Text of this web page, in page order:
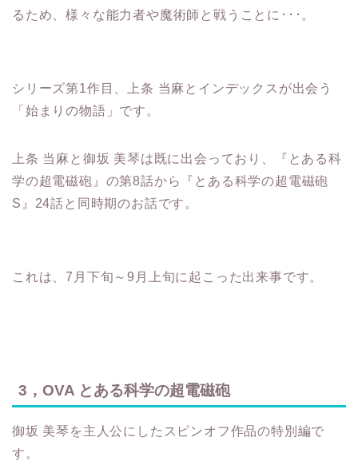
るため、様々な能力者や魔術師と戦うことに･･･。
シリーズ第1作目、上条 当麻とインデックスが出会う
「始まりの物語」です。
上条 当麻と御坂 美琴は既に出会っており、『とある科
学の超電磁砲』の第8話から『とある科学の超電磁砲
S』24話と同時期のお話です。
これは、7月下旬～9月上旬に起こった出来事です。
3，OVA とある科学の超電磁砲
御坂 美琴を主人公にしたスピンオフ作品の特別編で
す。